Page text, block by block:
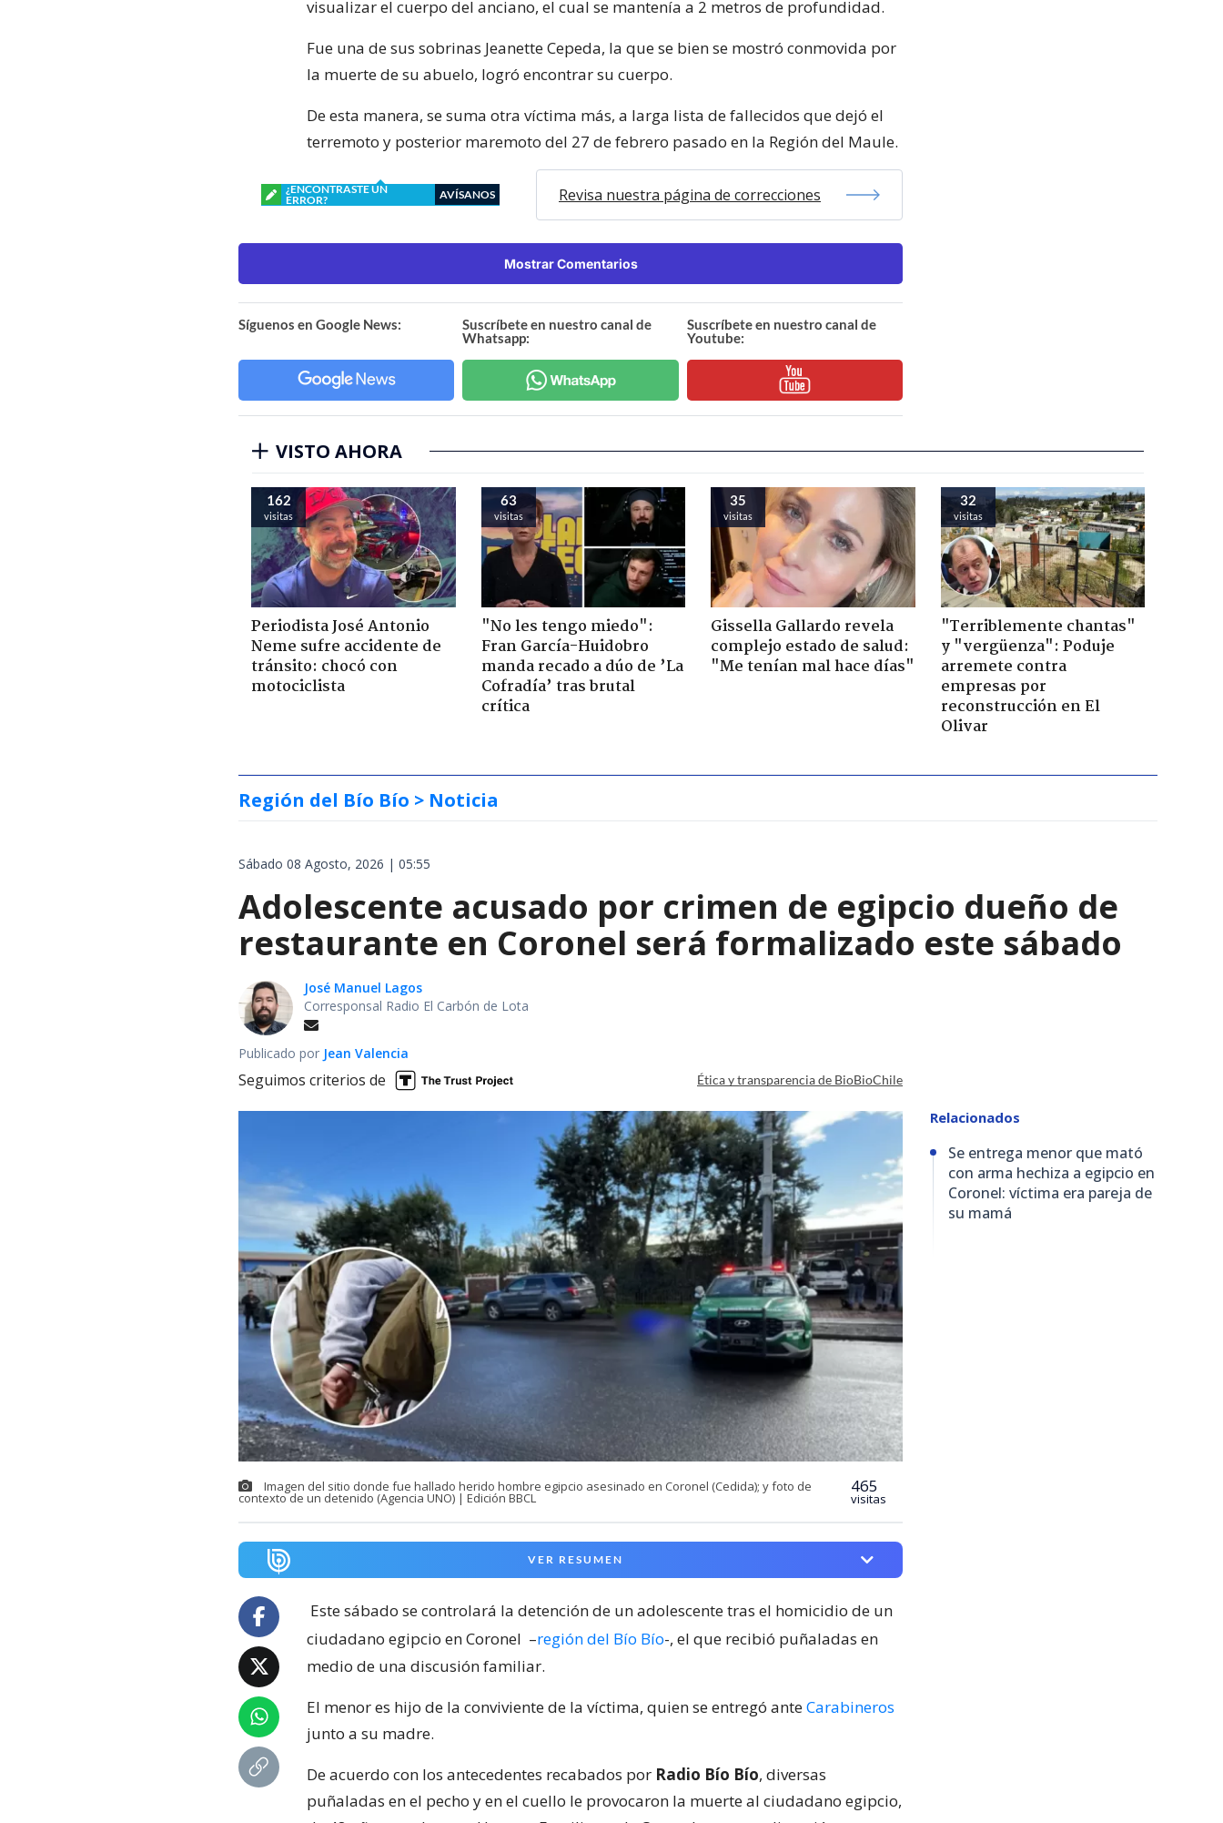
visualizar el cuerpo del anciano, el cual se mantenía a 2 metros de profundidad.
Fue una de sus sobrinas Jeanette Cepeda, la que se bien se mostró conmovida por
la muerte de su abuelo, logró encontrar su cuerpo.
De esta manera, se suma otra víctima más, a larga lista de fallecidos que dejó el
terremoto y posterior maremoto del 27 de febrero pasado en la Región del Maule.
¿ENCONTRASTE UN
ERROR?
AVÍSANOS Revisa nuestra página de correcciones
Mostrar Comentarios
Síguenos en Google News:
Suscríbete en nuestro canal de
Whatsapp:
Suscríbete en nuestro canal de
Youtube:
VISTO AHORA
162
visitas
Periodista José Antonio
Neme sufre accidente de
tránsito: chocó con
motociclista
63
visitas
"No les tengo miedo":
Fran García-Huidobro
manda recado a dúo de ’La
Cofradía’ tras brutal
crítica
35
visitas
Gissella Gallardo revela
complejo estado de salud:
"Me tenían mal hace días"
32
visitas
"Terriblemente chantas"
y "vergüenza": Poduje
arremete contra
empresas por
reconstrucción en El
Olivar
Región del Bío Bío > Noticia
Sábado 08 Agosto, 2026 | 05:55
Adolescente acusado por crimen de egipcio dueño de
restaurante en Coronel será formalizado este sábado
José Manuel Lagos
Corresponsal Radio El Carbón de Lota
Publicado por Jean Valencia
Seguimos criterios de Ética y transparencia de BioBioChile
Imagen del sitio donde fue hallado herido hombre egipcio asesinado en Coronel (Cedida); y foto de
contexto de un detenido (Agencia UNO) | Edición BBCL
465
visitas
VER RESUMEN
Este sábado se controlará la detención de un adolescente tras el homicidio de un
ciudadano egipcio en Coronel –región del Bío Bío-, el que recibió puñaladas en
medio de una discusión familiar.
El menor es hijo de la conviviente de la víctima, quien se entregó anteCarabineros
junto a su madre.
De acuerdo con los antecedentes recabados por Radio Bío Bío, diversas
puñaladas en el pecho y en el cuello le provocaron la muerte al ciudadano egipcio,
Relacionados
Se entrega menor que mató
con arma hechiza a egipcio en
Coronel: víctima era pareja de
su mamá